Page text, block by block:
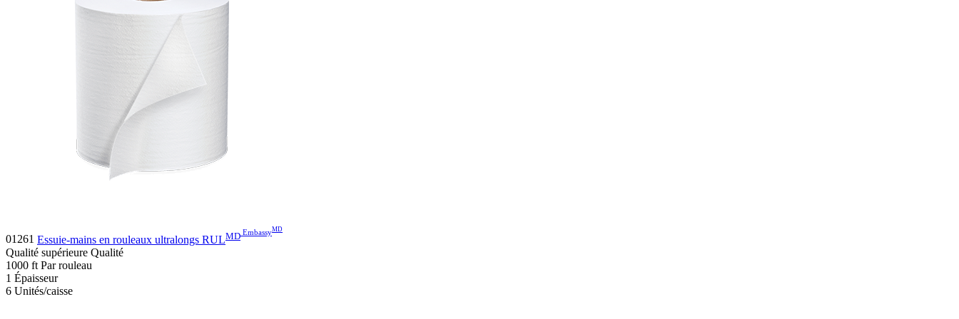
01261 Essuie-mains en rouleaux ultralongs RULMD EmbassyMD
Qualité supérieure Qualité
1000 ft Par rouleau
1 Épaisseur
6 Unités/caisse